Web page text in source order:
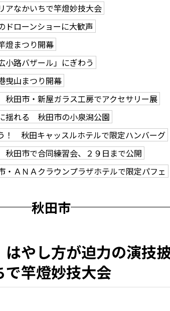
なかいちで竿燈妙技大会
ドローンショーに大歓声
燈まつり開幕
路バザール」にぎわう
曳山まつり開幕
田市・新屋ガラス工房でアクセサリー展
揺れる 秋田市の小泉潟公園
！ 秋田キャッスルホテルで限定ハンバーグ
田市で合同練習会、２９日まで公開
ＡＮＡクラウンプラザホテルで限定パフェ
秋田市
はやし方が迫力の演
で竿燈妙技大会